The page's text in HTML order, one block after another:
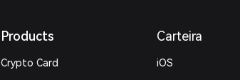
Products
Crypto Card
Carteira
iOS